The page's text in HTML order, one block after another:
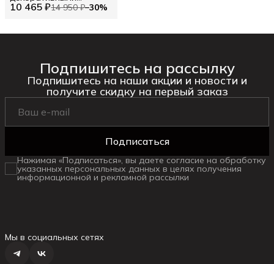
10 465 ₽14 950 ₽−30%
элементами TWINSET
Подпишитесь на рассылку
Подпишитесь на наши акции и новости и
получите скидку на первый заказ
Подписаться
Нажимая «Подписаться», вы даете согласие на обработку
указанных персональных данных в целях получения
информационной и рекламной рассылки
Мы в социальных сетях